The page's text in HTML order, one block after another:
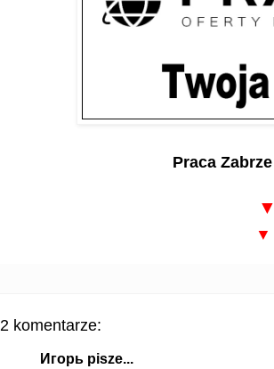
Praca Zabrze
▼
▼
2 komentarze:
Игорь pisze...